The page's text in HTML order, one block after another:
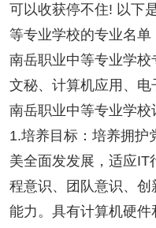
可以收获停不住! 以下
等专业学校的专业名单
南岳职业中等专业学校
文秘、计算机应用、
南岳职业中等专业学校
1.培养目标：培养拥护
美全面发发展，适应IT
程意识、团队意识、
能力。具有计算机硬